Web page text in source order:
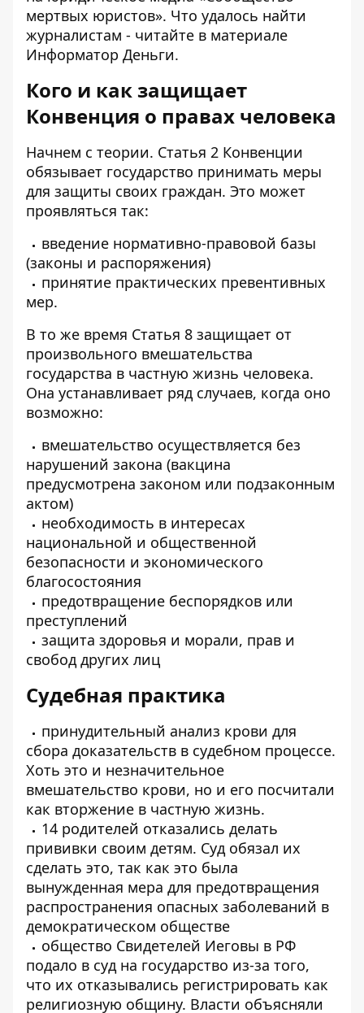
мертвых юристов». Что удалось найти
журналистам - читайте в материале
Информатор Деньги.
Кого и как защищает
Конвенция о правах человека
Начнем с теории. Статья 2 Конвенции
обязывает государство принимать меры
для защиты своих граждан. Это может
проявляться так:
введение нормативно-правовой базы
(законы и распоряжения)
принятие практических превентивных
мер.
В то же время Статья 8 защищает от
произвольного вмешательства
государства в частную жизнь человека.
Она устанавливает ряд случаев, когда оно
возможно:
вмешательство осуществляется без
нарушений закона (вакцина
предусмотрена законом или подзаконным
актом)
необходимость в интересах
национальной и общественной
безопасности и экономического
благосостояния
предотвращение беспорядков или
преступлений
защита здоровья и морали, прав и
свобод других лиц
Судебная практика
принудительный анализ крови для
сбора доказательств в судебном процессе.
Хоть это и незначительное
вмешательство крови, но и его посчитали
как вторжение в частную жизнь.
14 родителей отказались делать
прививки своим детям. Суд обязал их
сделать это, так как это была
вынужденная мера для предотвращения
распространения опасных заболеваний в
демократическом обществе
общество Свидетелей Иеговы в РФ
подало в суд на государство из-за того,
что их отказывались регистрировать как
религиозную общину. Власти объясняли